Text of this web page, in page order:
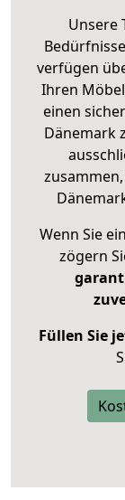
Unsere
verfügen
Ihren
einen
Dänemark
Wenn Sie
zögern
Füllen Sie